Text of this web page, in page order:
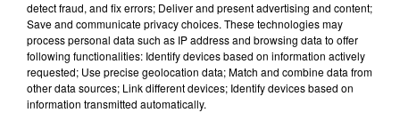
detect fraud, and fix errors; Deliver and present advertising and content;
Save and communicate privacy choices. These technologies may
process personal data such as IP address and browsing data to offer
following functionalities: Identify devices based on information actively
requested; Use precise geolocation data; Match and combine data from
other data sources; Link different devices; Identify devices based on
information transmitted automatically.